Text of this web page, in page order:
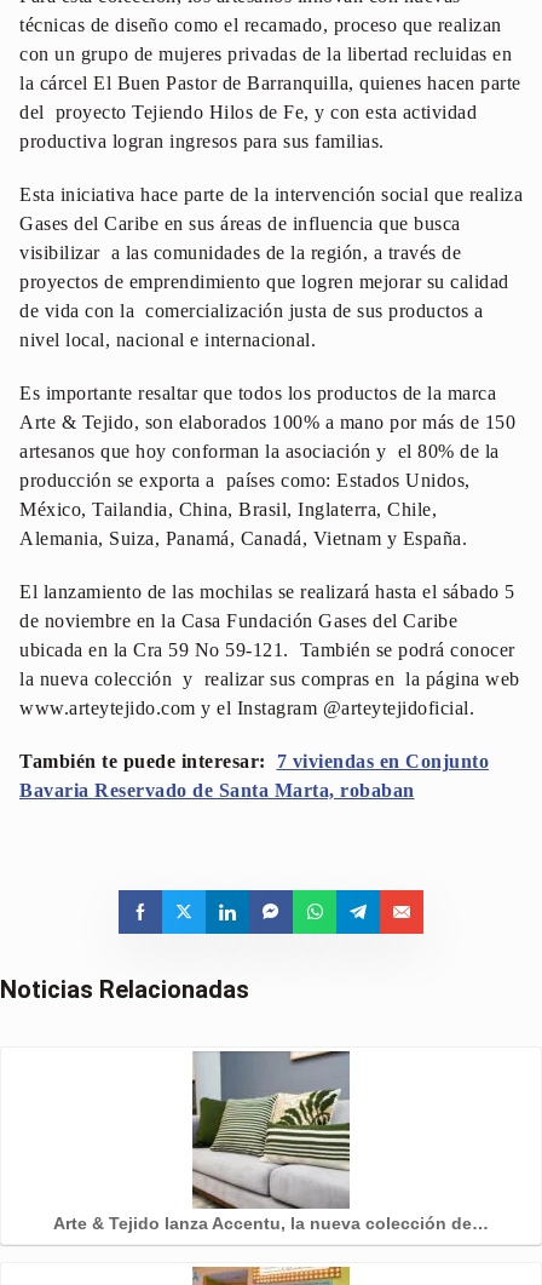
técnicas de diseño como el recamado, proceso que realizan
con un grupo de mujeres privadas de la libertad recluidas en
la cárcel El Buen Pastor de Barranquilla, quienes hacen parte
del proyecto Tejiendo Hilos de Fe, y con esta actividad
productiva logran ingresos para sus familias.
Esta iniciativa hace parte de la intervención social que realiza
Gases del Caribe en sus áreas de influencia que busca
visibilizar a las comunidades de la región, a través de
proyectos de emprendimiento que logren mejorar su calidad
de vida con la comercialización justa de sus productos a
nivel local, nacional e internacional.
Es importante resaltar que todos los productos de la marca
Arte & Tejido, son elaborados 100% a mano por más de 150
artesanos que hoy conforman la asociación y el 80% de la
producción se exporta a países como: Estados Unidos,
México, Tailandia, China, Brasil, Inglaterra, Chile,
Alemania, Suiza, Panamá, Canadá, Vietnam y España.
El lanzamiento de las mochilas se realizará hasta el sábado 5
de noviembre en la Casa Fundación Gases del Caribe
ubicada en la Cra 59 No 59-121. También se podrá conocer
la nueva colección y realizar sus compras en la página web
www.arteytejido.com y el Instagram @arteytejidoficial.
También te puede interesar:
7 viviendas en Conjunto
Bavaria Reservado de Santa Marta, robaban
Noticias Relacionadas
Arte & Tejido lanza Accentu, la nueva colección de…